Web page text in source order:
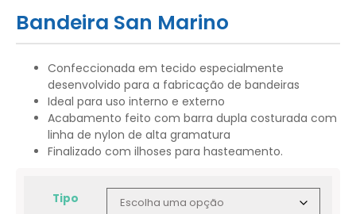
Bandeira San Marino
Confeccionada em tecido especialmente
desenvolvido para a fabricação de bandeiras
Ideal para uso interno e externo
Acabamento feito com barra dupla costurada com
linha de nylon de alta gramatura
Finalizado com ilhoses para hasteamento.
Tipo